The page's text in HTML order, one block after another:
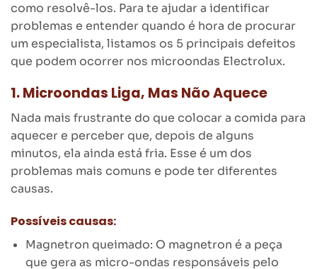
como resolvê-los. Para te ajudar a identificar
problemas e entender quando é hora de procurar
um especialista, listamos os 5 principais defeitos
que podem ocorrer nos microondas Electrolux.
1. Microondas Liga, Mas Não Aquece
Nada mais frustrante do que colocar a comida para
aquecer e perceber que, depois de alguns
minutos, ela ainda está fria. Esse é um dos
problemas mais comuns e pode ter diferentes
causas.
Possíveis causas:
Magnetron queimado: O magnetron é a peça
que gera as micro-ondas responsáveis pelo